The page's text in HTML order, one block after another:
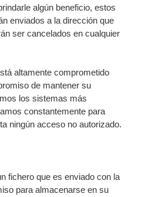
algún beneficio, estos
enviados a la dirección que
ser cancelados en cualquier
altamente comprometido
de mantener su
los sistemas más
constantemente para
ningún acceso no autorizado.
fichero que es enviado con la
para almacenarse en su